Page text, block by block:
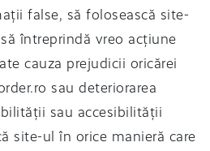
false, să folosească site-
întreprindă vreo acțiune
cauza prejudicii oricărei
sau deteriorarea
sau accesibilității
site-ul în orice manieră care